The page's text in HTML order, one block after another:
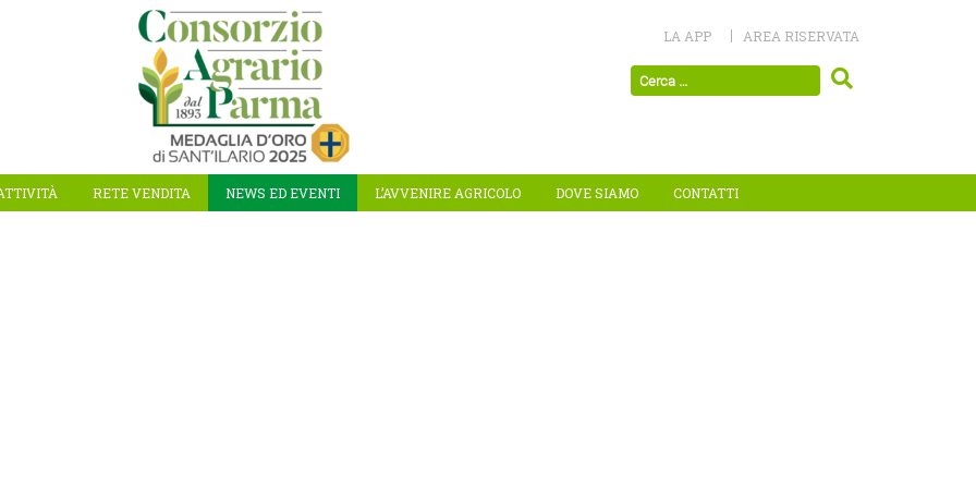
LA APP AREA RISERVATA
RETE VENDITA NEWS ED EVENTI L’AVVENIRE AGRICOLO DOVE SIAMO CONTATTI